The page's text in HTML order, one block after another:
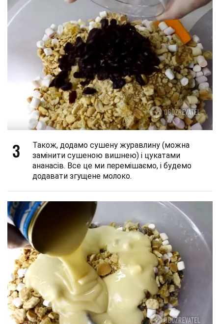
3
Також, додамо сушену журавлину (можна
замінити сушеною вишнею) і цукатами
ананасів. Все це ми перемішаємо, і будемо
додавати згущене молоко.